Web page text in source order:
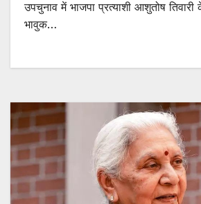
उपचुनाव में भाजपा प्रत्याशी आशुतोष
भावुक…